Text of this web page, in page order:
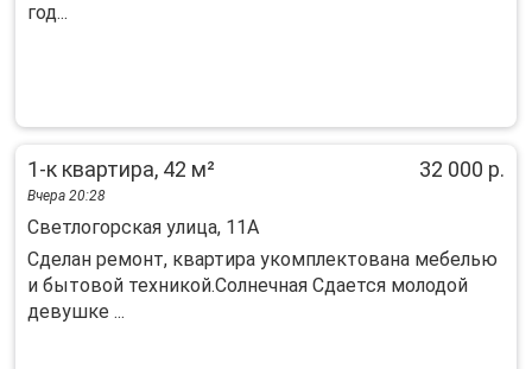
год...
1-к квартира, 42 м² 32 000 р.
Вчера 20:28
Светлогорская улица, 11А
Сделан ремонт, квартира укомплектована мебелью
и бытовой техникой.Солнечная Сдается молодой
девушке ...